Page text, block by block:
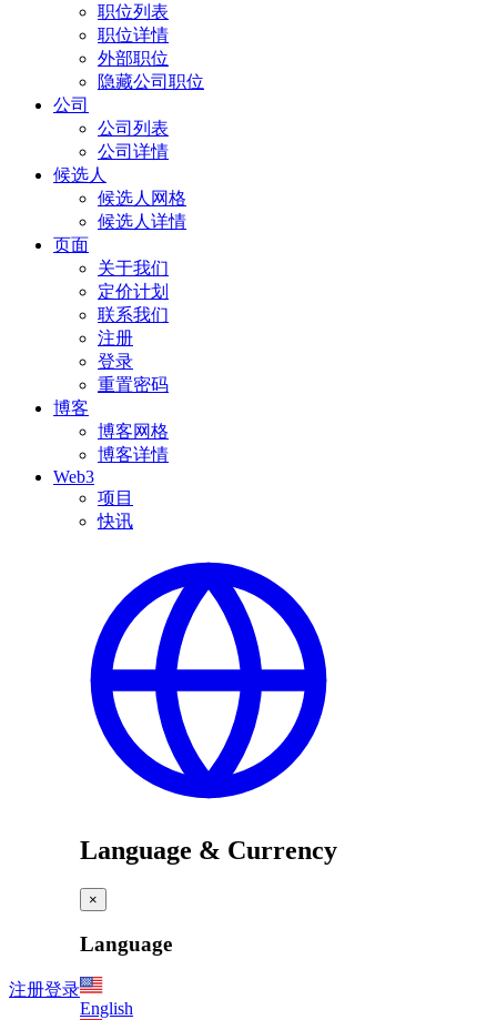
职位列表
职位详情
外部职位
隐藏公司职位
公司
公司列表
公司详情
候选人
候选人网格
候选人详情
页面
关于我们
定价计划
联系我们
注册
登录
重置密码
博客
博客网格
博客详情
Web3
项目
快讯
注册登录
Language & Currency
×
Language
English